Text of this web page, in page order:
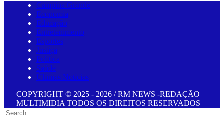
Campina Grande
Economia
Educação
Entretenimento
Esportes
Justiça
Política
Saúde
Últimas Notícias
COPYRIGHT © 2025 - 2026 / RM NEWS -REDAÇÃO
MULTIMIDIA TODOS OS DIREITOS RESERVADOS